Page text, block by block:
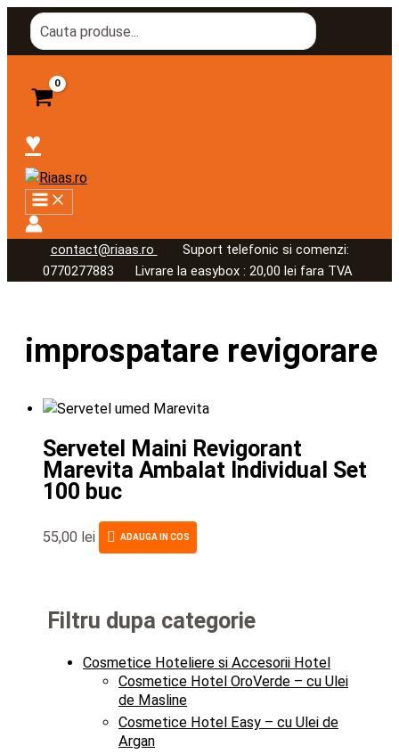
Skip
content
Search
for:
♥
contact@riaas.ro
Suport telefonic si comenzi:
0770277883 Livrare la easybox : 20,00 lei fara TVA
Filtru dupa categorie
Cosmetice Hoteliere si Accesorii Hotel
Cosmetice Hotel OroVerde – cu Ulei
de Masline
Cosmetice Hotel Easy – cu Ulei de
Argan
improspatare revigorare
Servetel Maini Revigorant
Marevita Ambalat Individual Set
100 buc
55,00 lei ADAUGA IN COS